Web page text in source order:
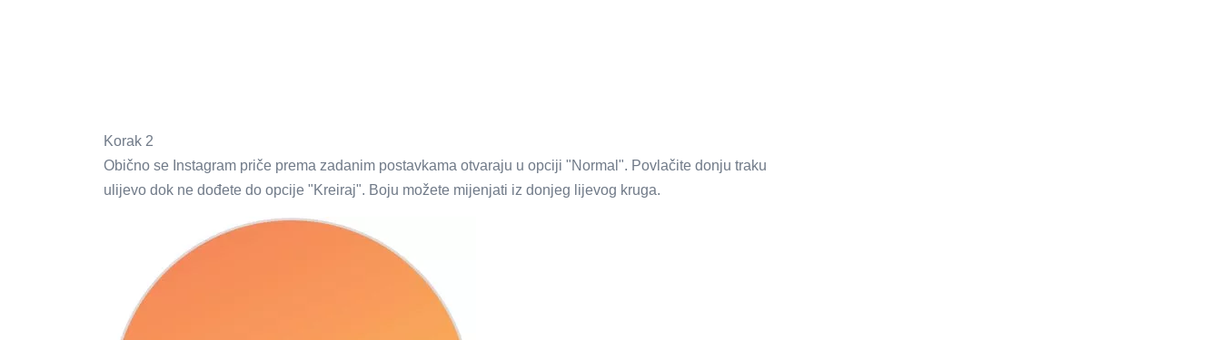
Korak 2
Obično se Instagram priče prema zadanim postavkama otvaraju u opciji "Normal". Povlačite donju traku
ulijevo dok ne dođete do opcije "Kreiraj". Boju možete mijenjati iz donjeg lijevog kruga.